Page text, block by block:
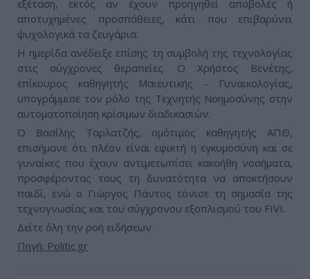
εξέταση, εκτός αν έχουν προηγηθεί αποβολές ή
αποτυχημένες προσπάθειες, κάτι που επιβαρύνει
ψυχολογικά τα ζευγάρια.
Η ημερίδα ανέδειξε επίσης τη συμβολή της τεχνολογίας
στις σύγχρονες θεραπείες. Ο Χρήστος Βενέτης,
επίκουρος καθηγητής Μαιευτικής – Γυναικολογίας,
υπογράμμισε τον ρόλο της Τεχνητής Νοημοσύνης στην
αυτοματοποίηση κρίσιμων διαδικασιών.
Ο Βασίλης Ταρλατζής, ομότιμος καθηγητής ΑΠΘ,
επισήμανε ότι πλέον είναι εφικτή η εγκυμοσύνη και σε
γυναίκες που έχουν αντιμετωπίσει κακοήθη νοσήματα,
προσφέροντας τους τη δυνατότητα να αποκτήσουν
παιδί, ενώ ο Γιώργος Πάντος τόνισε τη σημασία της
τεχνογνωσίας και του σύγχρονου εξοπλισμού του FIVI.
Δείτε όλη την ροή ειδήσεων
Πηγή: Politic.gr